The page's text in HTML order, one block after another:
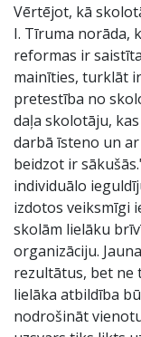
Vērtējot, kā
I. Tīruma norāda,
reformas ir
mainīties, turklāt
pretestība no
daļa skolotāju,
darbā īsteno un
beidzot ir
individuālo
izdotos veiksmīgi
skolām lielāku
organizāciju.
rezultātus, bet ne
lielāka atbildība
nodrošināt